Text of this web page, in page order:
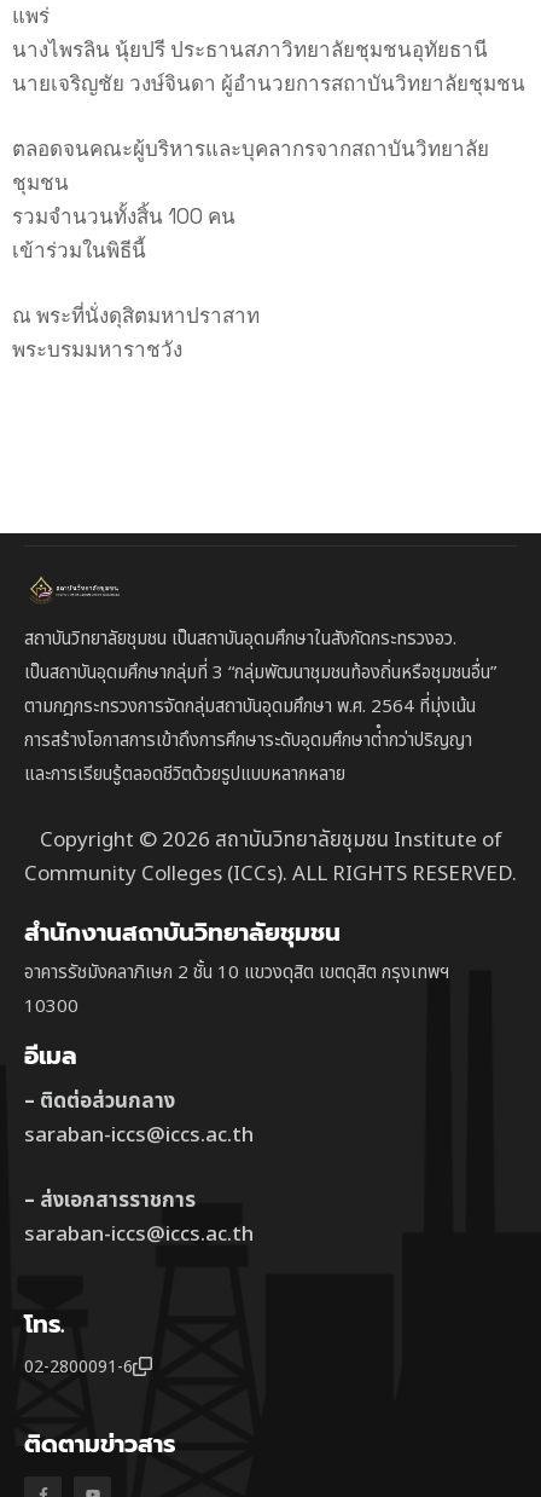
แพร่
นางไพรลิน นุ้ยปรี ประธานสภาวิทยาลัยชุมชนอุทัยธานี
นายเจริญชัย วงษ์จินดา ผู้อำนวยการสถาบันวิทยาลัยชุมชน
ตลอดจนคณะผู้บริหารและบุคลากรจากสถาบันวิทยาลัย
ชุมชน
รวมจำนวนทั้งสิ้น 100 คน
เข้าร่วมในพิธีนี้
ณ พระที่นั่งดุสิตมหาปราสาท
พระบรมมหาราชวัง
สถาบันวิทยาลัยชุมชน เป็นสถาบันอุดมศึกษาในสังกัดกระทรวงอว.
เป็นสถาบันอุดมศึกษากลุ่มที่ 3 “กลุ่มพัฒนาชุมชนท้องถิ่นหรือชุมชนอื่น”
ตามกฎกระทรวงการจัดกลุ่มสถาบันอุดมศึกษา พ.ศ. 2564 ที่มุ่งเน้น
การสร้างโอกาสการเข้าถึงการศึกษาระดับอุดมศึกษาต่ํากว่าปริญญา
และการเรียนรู้ตลอดชีวิตด้วยรูปแบบหลากหลาย
Copyright © 2026 สถาบันวิทยาลัยชุมชน Institute of
Community Colleges (ICCs). ALL RIGHTS RESERVED.
สำนักงานสถาบันวิทยาลัยชุมชน
อาคารรัชมังคลาภิเษก 2 ชั้น 10 แขวงดุสิต เขตดุสิต กรุงเทพฯ
10300
อีเมล
– ติดต่อส่วนกลาง
saraban-iccs@iccs.ac.th
– ส่งเอกสารราชการ
saraban-iccs@iccs.ac.th
โทร.
02-2800091-6
ติดตามข่าวสาร